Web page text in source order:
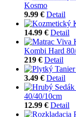
Kosmo
9.99 € Detail
14.99 € Detail
Kombi Hard
219 € Detail
3.49 € Detail
40/40/10cm
12.99 € Detail